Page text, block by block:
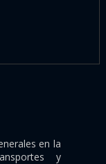
en la
y